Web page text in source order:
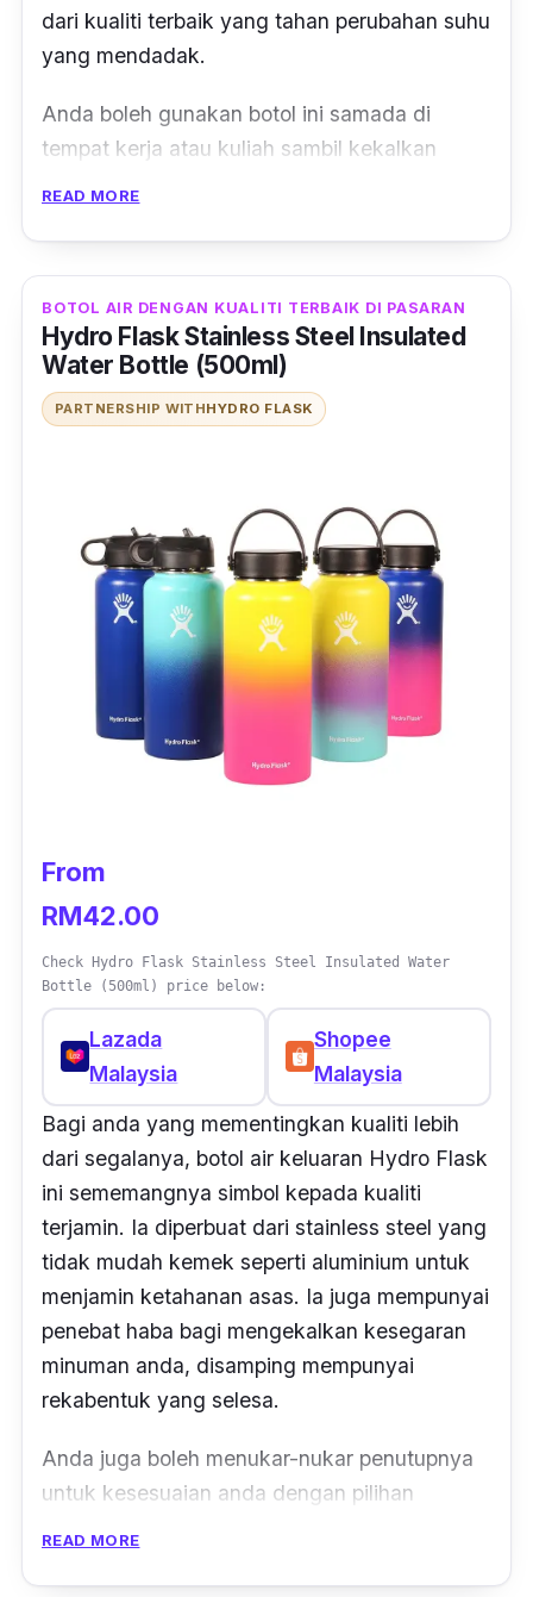
dari kualiti terbaik yang tahan perubahan suhu
yang mendadak.
Anda boleh gunakan botol ini samada di
tempat kerja atau kuliah sambil kekalkan
READ MORE
BOTOL AIR DENGAN KUALITI TERBAIK DI PASARAN
Hydro Flask Stainless Steel Insulated
Water Bottle (500ml)
PARTNERSHIP WITHHYDRO FLASK
From
RM42.00
Check Hydro Flask Stainless Steel Insulated Water
Bottle (500ml) price below:
Lazada
Malaysia
Shopee
Malaysia
Bagi anda yang mementingkan kualiti lebih
dari segalanya, botol air keluaran Hydro Flask
ini sememangnya simbol kepada kualiti
terjamin. Ia diperbuat dari stainless steel yang
tidak mudah kemek seperti aluminium untuk
menjamin ketahanan asas. Ia juga mempunyai
penebat haba bagi mengekalkan kesegaran
minuman anda, disamping mempunyai
rekabentuk yang selesa.
Anda juga boleh menukar-nukar penutupnya
untuk kesesuaian anda dengan pilihan
READ MORE